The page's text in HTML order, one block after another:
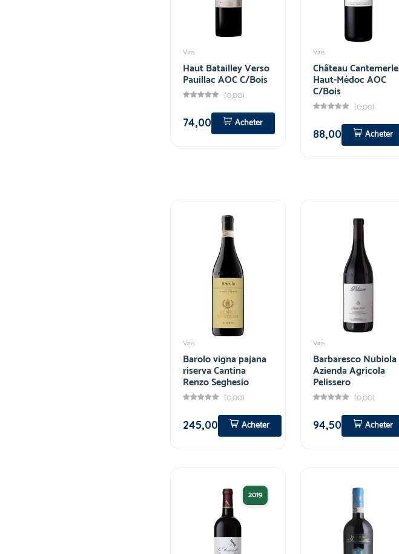
Vins
Haut Batailley Verso
Pauillac AOC C/Bois
(0,00)
74,00
Acheter
Vins
Château Cantemerle
Haut-Médoc AOC
C/Bois
(0,00)
88,00
Acheter
Vins
Barolo vigna pajana
riserva Cantina
Renzo Seghesio
(0,00)
245,00
Acheter
Vins
Barbaresco Nubiola
Azienda Agricola
Pelissero
(0,00)
94,50
Acheter
2019